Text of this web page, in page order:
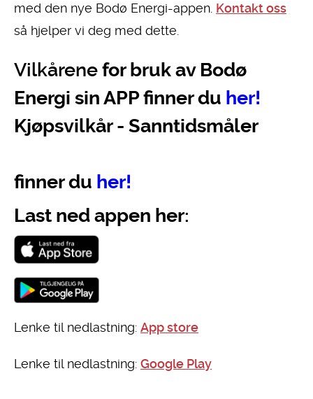
med den nye Bodø Energi-appen Kontakt oss
så hjelper vi deg med dette.
Vilkårenefor bruk av Bodø
Energi sin APP finner du her!
Kjøpsvilkår - Sanntidsmåler
finner du her!
Last ned appen her:
Lenke til nedlastning: App store
Lenke til nedlastning: Google Play